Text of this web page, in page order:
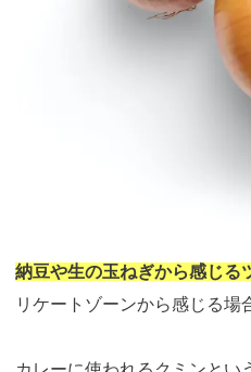
納豆や生の玉ねぎから感じる
リケートゾーンから感じる場